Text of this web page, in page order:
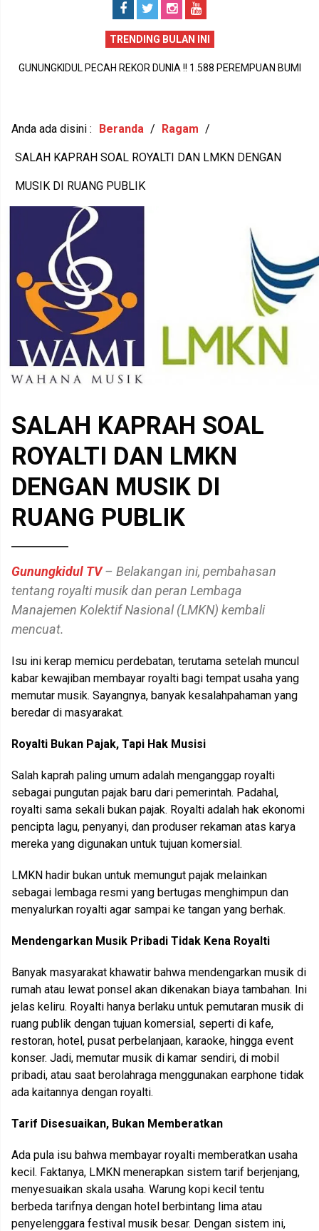
TRENDING BULAN INI
GUNUNGKIDUL PECAH REKOR DUNIA !! 1.588 PEREMPUAN BUMI
Anda ada disini : Beranda / Ragam /
SALAH KAPRAH SOAL ROYALTI DAN LMKN DENGAN
MUSIK DI RUANG PUBLIK
SALAH KAPRAH SOAL
ROYALTI DAN LMKN
DENGAN MUSIK DI
RUANG PUBLIK
Gunungkidul TV– Belakangan ini, pembahasan
tentang royalti musik dan peran Lembaga
Manajemen Kolektif Nasional (LMKN) kembali
mencuat.
Isu ini kerap memicu perdebatan, terutama setelah muncul
kabar kewajiban membayar royalti bagi tempat usaha yang
memutar musik. Sayangnya, banyak kesalahpahaman yang
beredar di masyarakat.
Royalti Bukan Pajak, Tapi Hak Musisi
Salah kaprah paling umum adalah menganggap royalti
sebagai pungutan pajak baru dari pemerintah. Padahal,
royalti sama sekali bukan pajak. Royalti adalah hak ekonomi
pencipta lagu, penyanyi, dan produser rekaman atas karya
mereka yang digunakan untuk tujuan komersial.
LMKN hadir bukan untuk memungut pajak melainkan
sebagai lembaga resmi yang bertugas menghimpun dan
menyalurkan royalti agar sampai ke tangan yang berhak.
Mendengarkan Musik Pribadi Tidak Kena Royalti
Banyak masyarakat khawatir bahwa mendengarkan musik di
rumah atau lewat ponsel akan dikenakan biaya tambahan. Ini
jelas keliru. Royalti hanya berlaku untuk pemutaran musik di
ruang publik dengan tujuan komersial, seperti di kafe,
restoran, hotel, pusat perbelanjaan, karaoke, hingga event
konser. Jadi, memutar musik di kamar sendiri, di mobil
pribadi, atau saat berolahraga menggunakan earphone tidak
ada kaitannya dengan royalti.
Tarif Disesuaikan, Bukan Memberatkan
Ada pula isu bahwa membayar royalti memberatkan usaha
kecil. Faktanya, LMKN menerapkan sistem tarif berjenjang,
menyesuaikan skala usaha. Warung kopi kecil tentu
berbeda tarifnya dengan hotel berbintang lima atau
penyelenggara festival musik besar. Dengan sistem ini,